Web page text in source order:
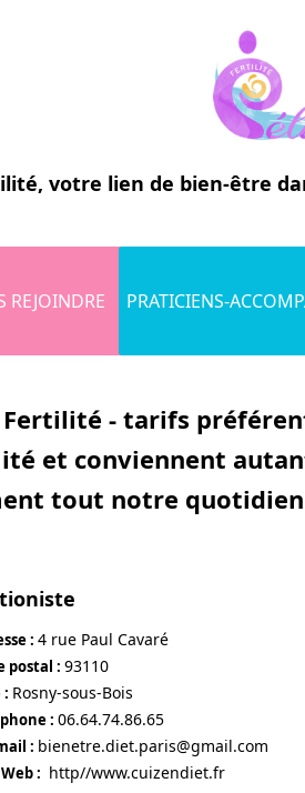
, votre lien de bien-être
REJOINDRE PRATICIENS-
Fertilité - tarifs
et conviennent
tout notre
: 4 rue Paul Cavaré
postal : 93110
: Rosny-sous-Bois
: 06.64.74.86.65
: bienetre.diet.paris@gmail.com
: http//www.cuizendiet.fr